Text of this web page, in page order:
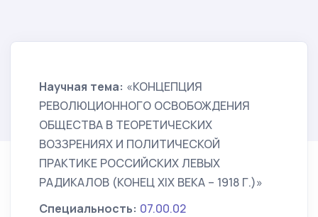
Научная тема: «КОНЦЕПЦИЯ
РЕВОЛЮЦИОННОГО ОСВОБОЖДЕНИЯ
ОБЩЕСТВА В ТЕОРЕТИЧЕСКИХ
ВОЗЗРЕНИЯХ И ПОЛИТИЧЕСКОЙ
ПРАКТИКЕ РОССИЙСКИХ ЛЕВЫХ
РАДИКАЛОВ (КОНЕЦ XIX ВЕКА – 1918 Г.)»
Специальность: 07.00.02